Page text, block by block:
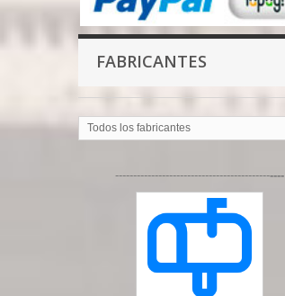
FABRICANTES
Todos los fabricantes
-----------------------------------------------